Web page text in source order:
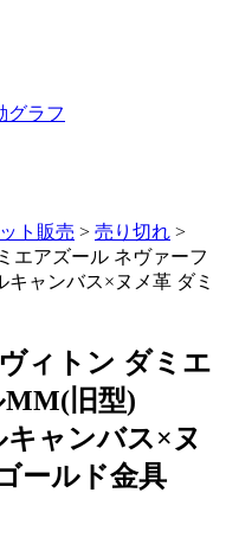
グラフ
ト販売 > 売り切れ >
エアズール ネヴァーフ
キャンバス×ヌメ革 ダミ
ィトン ダミエ
MM(旧型)
キャンバス×ヌ
ールド金具